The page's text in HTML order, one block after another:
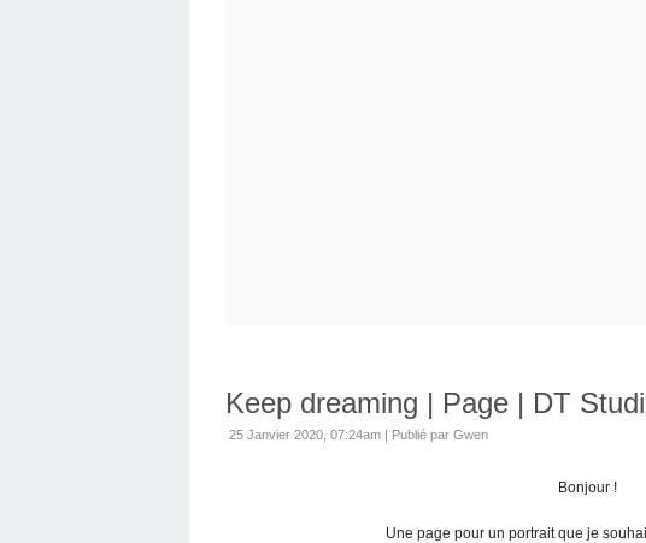
Keep dreaming | Page | DT
25 Janvier 2020, 07:24am | Publié par Gwen
Bonjour !
Une page pour un portrait que je